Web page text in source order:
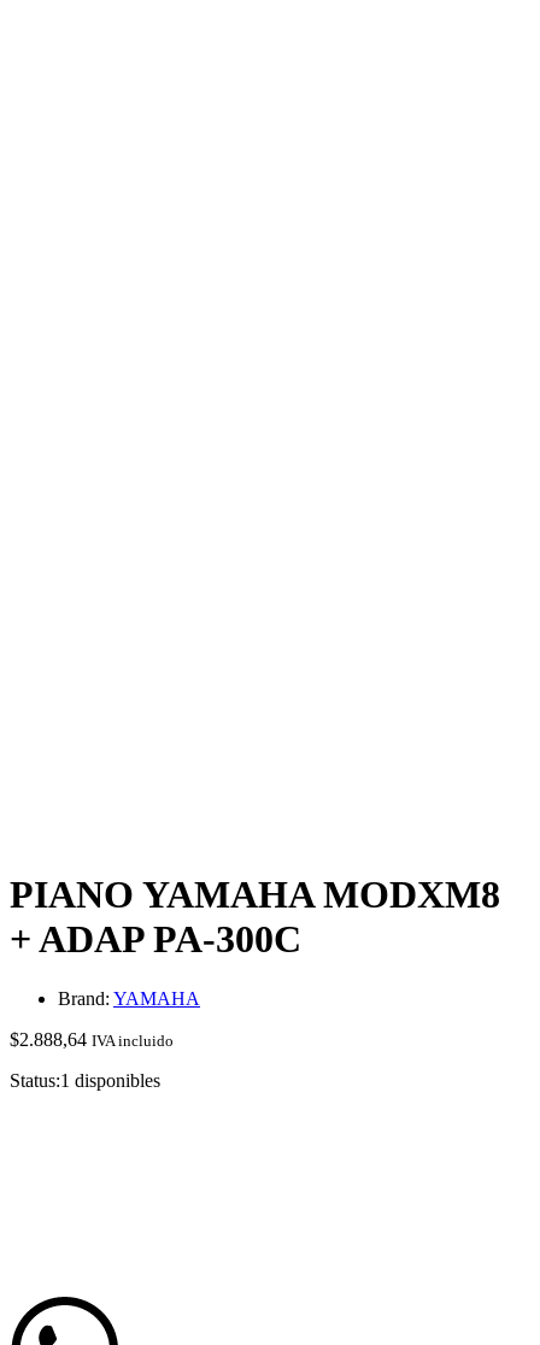
PIANO YAMAHA MODXM8
+ ADAP PA-300C
Brand: YAMAHA
$2.888,64 IVA incluido
Status:1 disponibles